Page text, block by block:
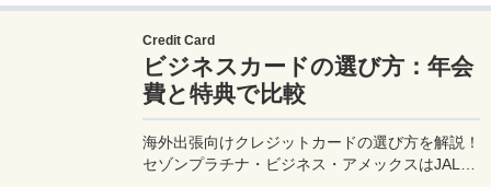
Credit Card
ビジネスカードの選び方：年会
費と特典で比較
海外出張向けクレジットカードの選び方を解説！
セゾンプラチナ・ビジネス・アメックスはJALマ